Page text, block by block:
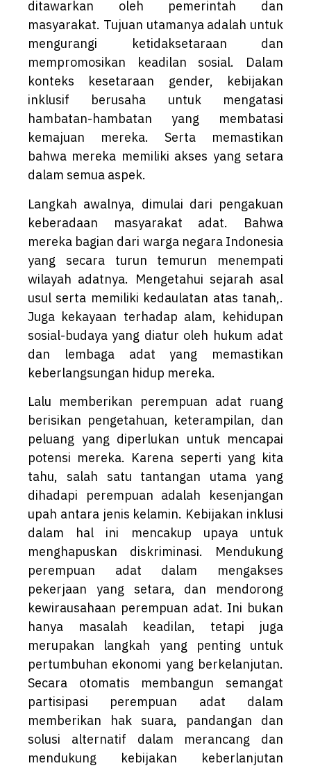
ditawarkan oleh pemerintah dan
masyarakat. Tujuan utamanya adalah untuk
mengurangi ketidaksetaraan dan
mempromosikan keadilan sosial. Dalam
konteks kesetaraan gender, kebijakan
inklusif berusaha untuk mengatasi
hambatan-hambatan yang membatasi
kemajuan mereka. Serta memastikan
bahwa mereka memiliki akses yang setara
dalam semua aspek.
Langkah awalnya, dimulai dari pengakuan
keberadaan masyarakat adat. Bahwa
mereka bagian dari warga negara Indonesia
yang secara turun temurun menempati
wilayah adatnya. Mengetahui sejarah asal
usul serta memiliki kedaulatan atas tanah,.
Juga kekayaan terhadap alam, kehidupan
sosial-budaya yang diatur oleh hukum adat
dan lembaga adat yang memastikan
keberlangsungan hidup mereka.
Lalu memberikan perempuan adat ruang
berisikan pengetahuan, keterampilan, dan
peluang yang diperlukan untuk mencapai
potensi mereka. Karena seperti yang kita
tahu, salah satu tantangan utama yang
dihadapi perempuan adalah kesenjangan
upah antara jenis kelamin. Kebijakan inklusi
dalam hal ini mencakup upaya untuk
menghapuskan diskriminasi. Mendukung
perempuan adat dalam mengakses
pekerjaan yang setara, dan mendorong
kewirausahaan perempuan adat. Ini bukan
hanya masalah keadilan, tetapi juga
merupakan langkah yang penting untuk
pertumbuhan ekonomi yang berkelanjutan.
Secara otomatis membangun semangat
partisipasi perempuan adat dalam
memberikan hak suara, pandangan dan
solusi alternatif dalam merancang dan
mendukung kebijakan keberlanjutan